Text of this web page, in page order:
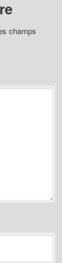
champs